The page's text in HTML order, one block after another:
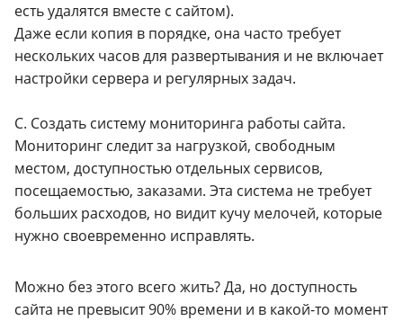
есть удалятся вместе с сайтом).
Даже если копия в порядке, она часто требует
нескольких часов для развертывания и не включает
настройки сервера и регулярных задач.
C. Создать систему мониторинга работы сайта.
Мониторинг следит за нагрузкой, свободным
местом, доступностью отдельных сервисов,
посещаемостью, заказами. Эта система не требует
больших расходов, но видит кучу мелочей, которые
нужно своевременно исправлять.
Можно без этого всего жить? Да, но доступность
сайта не превысит 90% времени и в какой-то момент